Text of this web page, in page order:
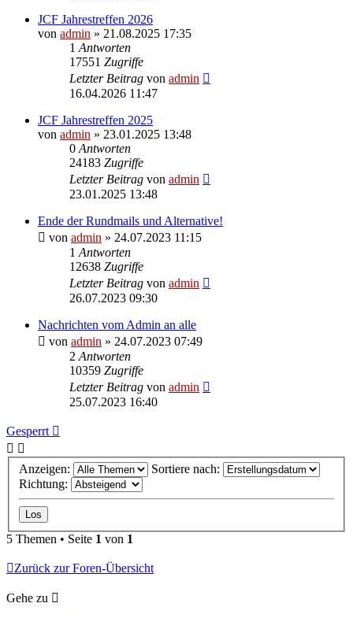
JCF Jahrestreffen 2026
von admin » 21.08.2025 17:35
1 Antworten
17551 Zugriffe
Letzter Beitrag von admin
16.04.2026 11:47
JCF Jahrestreffen 2025
von admin » 23.01.2025 13:48
0 Antworten
24183 Zugriffe
Letzter Beitrag von admin
23.01.2025 13:48
Ende der Rundmails und Alternative!
von admin » 24.07.2023 11:15
1 Antworten
12638 Zugriffe
Letzter Beitrag von admin
26.07.2023 09:30
Nachrichten vom Admin an alle
von admin » 24.07.2023 07:49
2 Antworten
10359 Zugriffe
Letzter Beitrag von admin
25.07.2023 16:40
Gesperrt
Anzeigen:
Sortiere nach:
Richtung:
5 Themen • Seite 1 von 1
Zurück zur Foren-Übersicht
Gehe zu